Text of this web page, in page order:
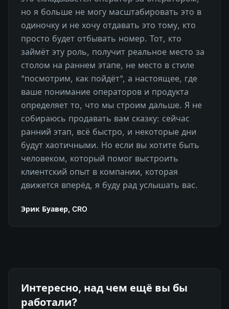
но я больше не могу масштабировать это в
одиночку и не хочу отдавать это тому, кто
просто будет отбывать номер. Тот, кто
займёт эту роль, получит реальное место за
столом на раннем этапе, не место в стиле
"посмотрим, как пойдёт", а настоящее, где
ваше понимание операторов и продукта
определяет то, что мы строим дальше. Я не
собираюсь продавать вам сказку: сейчас
ранний этап, всё быстро, и некоторые дни
будут хаотичными. Но если вы хотите быть
человеком, который помог выстроить
клиентский опыт в компании, которая
движется вперёд, я буду рад услышать вас.
Эрик Буавер, CRO
Интересно, над чем ещё вы бы
работали?